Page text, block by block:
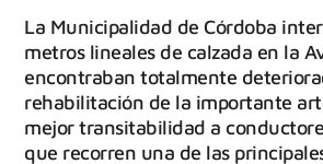
La Municipalidad de Córdoba
metros lineales de calzada en la
encontraban totalmente
rehabilitación de la importante
mejor transitabilidad a
que recorren una de las